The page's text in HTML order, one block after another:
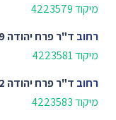
מיקוד 4223579
רחוב ד"ר פרח יהודה 9
מיקוד 4223581
רחוב ד"ר פרח יהודה 12
מיקוד 4223583